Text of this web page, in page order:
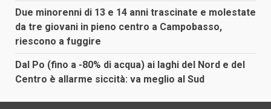
Due minorenni di 13 e 14 anni trascinate e molestate
da tre giovani in pieno centro a Campobasso,
riescono a fuggire
Dal Po (fino a -80% di acqua) ai laghi del Nord e del
Centro è allarme siccità: va meglio al Sud